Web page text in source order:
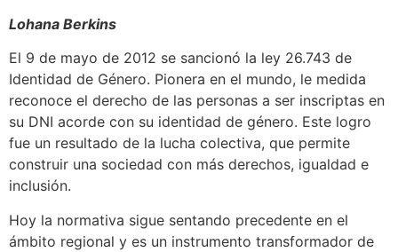
Lohana Berkins
El 9 de mayo de 2012 se sancionó la ley 26.743 de
Identidad de Género. Pionera en el mundo, le medida
reconoce el derecho de las personas a ser inscriptas en
su DNI acorde con su identidad de género. Este logro
fue un resultado de la lucha colectiva, que permite
construir una sociedad con más derechos, igualdad e
inclusión.
Hoy la normativa sigue sentando precedente en el
ámbito regional y es un instrumento transformador de